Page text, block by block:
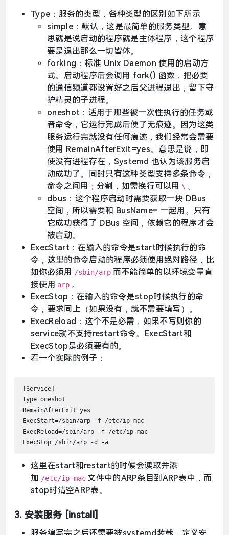
Type：服务的类型，各种类型的区别如下所示
simple：默认，这是最简单的服务类型。意
思就是说启动的程序就是主体程序，这个程序
要是退出那么一切皆休。
forking：标准 Unix Daemon 使用的启动方
式。启动程序后会调用 fork() 函数，把必要
的通信频道都设置好之后父进程退出，留下守
护精灵的子进程。
oneshot：适用于那些被一次性执行的任务或
者命令，它运行完成后便了无痕迹。因为这类
服务运行完就没有任何痕迹，我们经常会需要
使用 RemainAfterExit=yes。意思是说，即
使没有进程存在，Systemd 也认为该服务启
动成功了。同时只有这种类型支持多条命令，
命令之间用
; 分割，如需换行可以用 \ 。
dbus：这个程序启动时需要获取一块 DBus
空间，所以需要和 BusName= 一起用。只有
它成功获得了 DBus 空间，依赖它的程序才会
被启动。
ExecStart：在输入的命令是start时候执行的命
令，这里的命令启动的程序必须使用绝对路径，比
如你必须用
/sbin/arp 而不能简单的以环境变量直
接使用 arp 。
ExecStop：在输入的命令是stop时候执行的命
令，要求同上（如果没有，就不需要填写）。
ExecReload：这个不是必需，如果不写则你的
service就不支持restart命令。ExecStart和
ExecStop是必须要有的。
看一个实际的例子：
[Service]
Type=oneshot
RemainAfterExit=yes
ExecStart=/sbin/arp -f /etc/ip-mac
ExecReload=/sbin/arp -f /etc/ip-mac
ExecStop=/sbin/arp -d -a
这里在start和restart的时候会读取并添
加 /etc/ip-mac 文件中的ARP条目到ARP表中，而
stop时清空ARP表。
3. 安装服务 [install]